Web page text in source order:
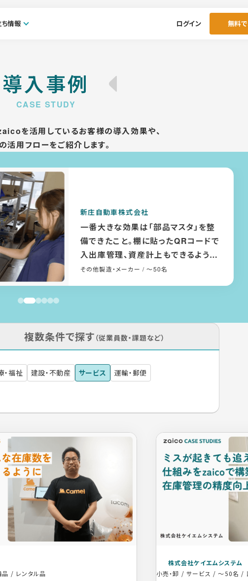
情報 ログイン 無料
導入事例
を活用しているお客様の導入効果や、
活用フローをご紹介します。
新庄自動車株式会社
一番大きな効果は「部品マスタ」を整
備できたこと。棚に貼ったQRコードで
入出庫管理、資産計上もできるように
なった
その他製造・メーカー/ ～50名
複数条件で探す （従業員数・課題など）
・福祉 建設・不動産 サービス
運輸・郵便
品 / レンタル品
株式会社ケイエムシステム
小売・卸 / サービス /～50名 /